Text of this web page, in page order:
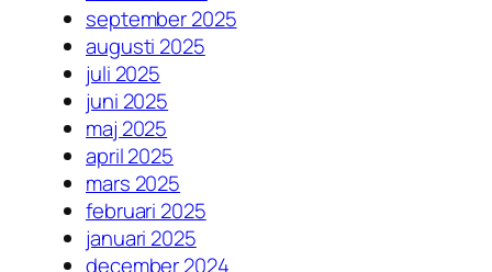
september 2025
augusti 2025
juli 2025
juni 2025
maj 2025
april 2025
mars 2025
februari 2025
januari 2025
december 2024